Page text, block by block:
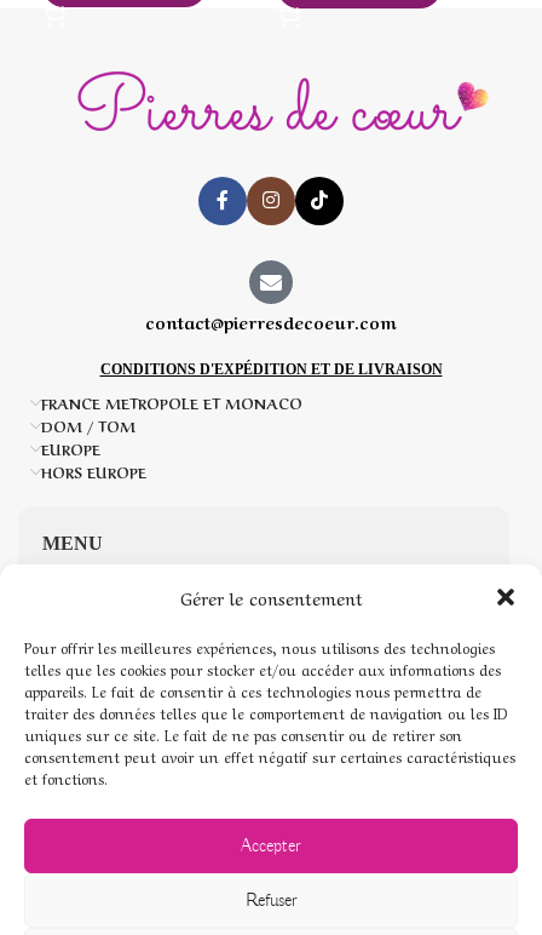
Gérer le consentement
Pour offrir les meilleures expériences, nous utilisons des technologies
telles que les cookies pour stocker et/ou accéder aux informations des
appareils. Le fait de consentir à ces technologies nous permettra de
traiter des données telles que le comportement de navigation ou les ID
uniques sur ce site. Le fait de ne pas consentir ou de retirer son
consentement peut avoir un effet négatif sur certaines caractéristiques
et fonctions.
Accepter
Refuser
contact@pierresdecoeur.com
CONDITIONS D'EXPÉDITION ET DE LIVRAISON
FRANCE METROPOLE ET MONACO
DOM / TOM
EUROPE
HORS EUROPE
MENU
Boutique de Pierres naturelles
Mon compte
Mentions légales
Conditions générales de vente
Politique de cookies (UE)